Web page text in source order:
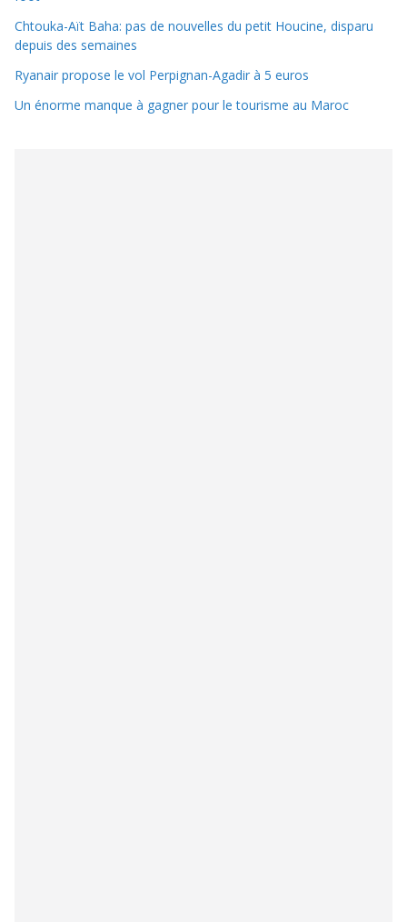
Chtouka-Aït Baha: pas de nouvelles du petit Houcine, disparu
depuis des semaines
Ryanair propose le vol Perpignan-Agadir à 5 euros
Un énorme manque à gagner pour le tourisme au Maroc